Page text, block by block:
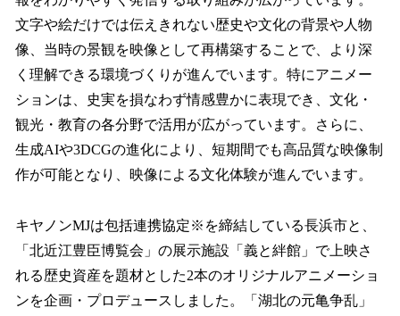
文字や絵だけでは伝えきれない歴史や文化の背景や人物
像、当時の景観を映像として再構築することで、より深
く理解できる環境づくりが進んでいます。特にアニメー
ションは、史実を損なわず情感豊かに表現でき、文化・
観光・教育の各分野で活用が広がっています。さらに、
生成AIや3DCGの進化により、短期間でも高品質な映像制
作が可能となり、映像による文化体験が進んでいます。
キヤノンMJは包括連携協定※を締結している長浜市と、
「北近江豊臣博覧会」の展示施設「義と絆館」で上映さ
れる歴史資産を題材とした2本のオリジナルアニメーショ
ンを企画・プロデュースしました。「湖北の元亀争乱」